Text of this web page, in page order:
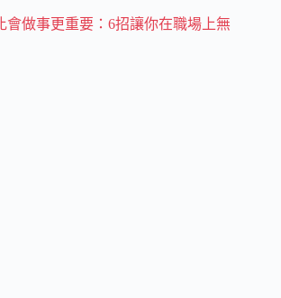
會做事更重要：6招讓你在職場上無